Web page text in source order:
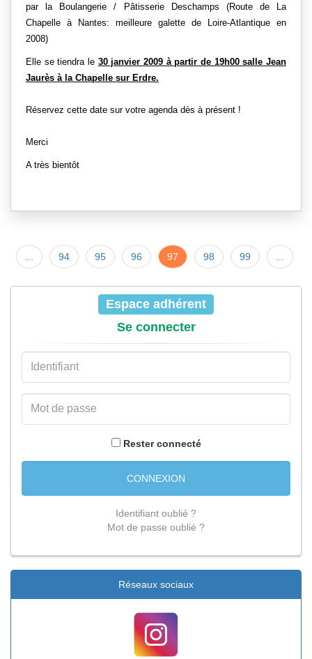
par la Boulangerie / Pâtisserie Deschamps (Route de La
Chapelle à Nantes: meilleure galette de Loire-Atlantique en
2008)
Elle se tiendra le 30 janvier 2009 à partir de 19h00 salle Jean
Jaurès à la Chapelle sur Erdre.
Réservez cette date sur votre agenda dès à présent !
Merci
A très bientôt
94 95 96 97 98 99
Espace adhérent
Se connecter
Rester connecté
CONNEXION
Identifiant oublié ?
Mot de passe oublié ?
Réseaux sociaux